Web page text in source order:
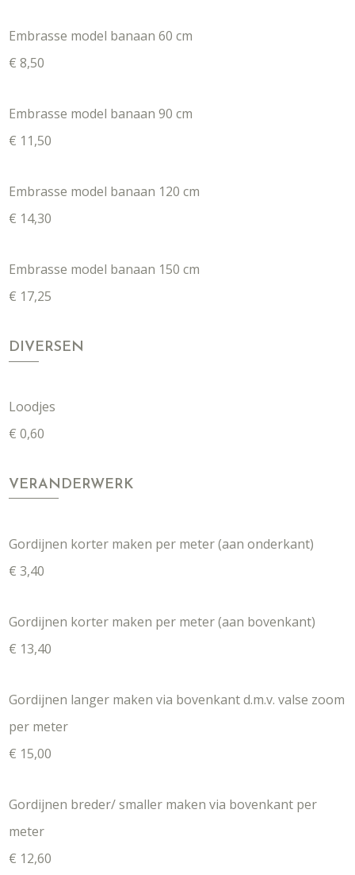
Embrasse model banaan 60 cm
€ 8,50
Embrasse model banaan 90 cm
€ 11,50
Embrasse model banaan 120 cm
€ 14,30
Embrasse model banaan 150 cm
€ 17,25
DIVERSEN
Loodjes
€ 0,60
VERANDERWERK
Gordijnen korter maken per meter (aan onderkant)
€ 3,40
Gordijnen korter maken per meter (aan bovenkant)
€ 13,40
Gordijnen langer maken via bovenkant d.m.v. valse zoom
per meter
€ 15,00
Gordijnen breder/ smaller maken via bovenkant per
meter
€ 12,60